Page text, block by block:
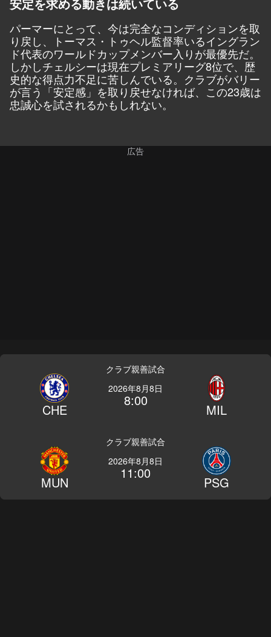
パーマーにとって、今は完全なコンディションを取
り戻し、トーマス・トゥヘル監督率いるイングラン
ド代表のワールドカップメンバー入りが最優先だ。
しかしチェルシーは現在プレミアリーグ8位で、歴
史的な得点力不足に苦しんでいる。クラブがバリー
が言う「安定感」を取り戻せなければ、この23歳は
忠誠心を試されるかもしれない。
クラブ親善試合
CHE
2026年8月8日
8:00
MIL
クラブ親善試合
MUN
2026年8月8日
11:00
PSG